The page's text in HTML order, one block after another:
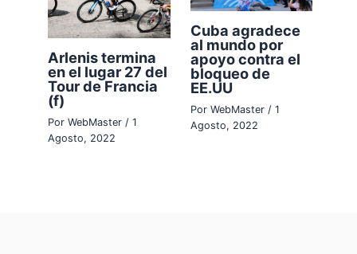
Arlenis termina
en el lugar 27 del
Tour de Francia
(f)
PorWebMaster/1
Agosto, 2022
Cuba agradece
al mundo por
apoyo contra el
bloqueo de
EE.UU
Por WebMaster / 1
Agosto, 2022